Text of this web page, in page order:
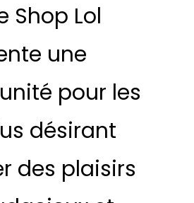
Shop Lol
une
pour les
désirant
des plaisirs